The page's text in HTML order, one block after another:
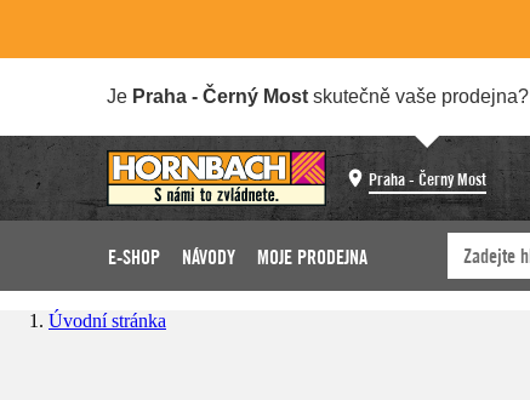
Je Praha - Černý Most skutečně vaše prodejna?
Praha - Černý Most
E-SHOP NÁVODY MOJE PRODEJNA
Úvodní stránka